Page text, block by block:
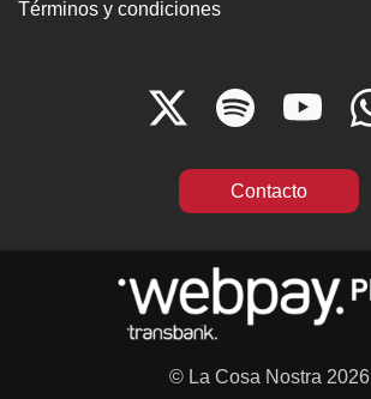
Términos y condiciones
Contacto
© La Cosa Nostra 2026